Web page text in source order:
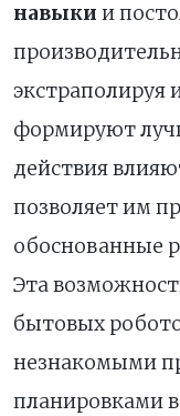
навыки и
экстраполируя
формируют
действия
позволяет им
обоснованные
Эта
бытовых
незнакомыми
планировками